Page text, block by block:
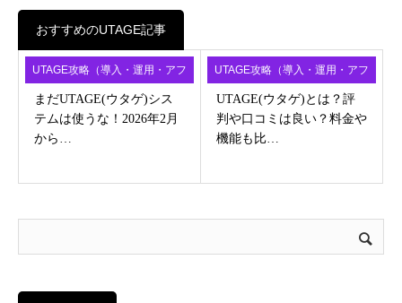
おすすめのUTAGE記事
UTAGE攻略（導入・運用・アフ
ィ）
まだUTAGE(ウタゲ)シス
テムは使うな！2026年2月
から…
UTAGE攻略（導入・運用・アフ
ィ）
UTAGE(ウタゲ)とは？評
判や口コミは良い？料金や
機能も比…